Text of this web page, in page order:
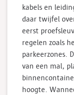
kabels en
daar twijfel
eerst
regelen zoals
parkeerzones.
van een mal,
hoogte.